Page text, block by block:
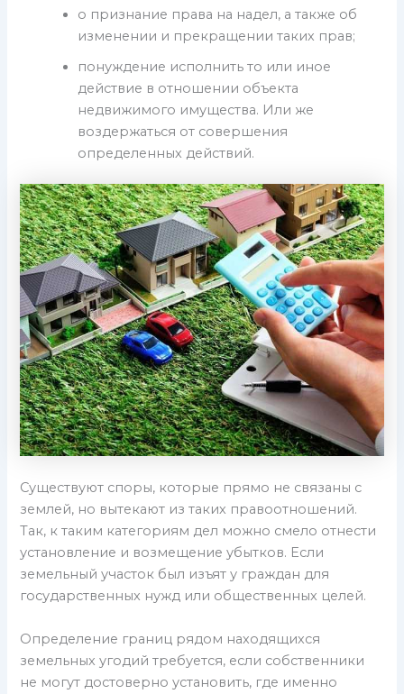
о признание права на надел, а также об
изменении и прекращении таких прав;
понуждение исполнить то или иное
действие в отношении объекта
недвижимого имущества. Или же
воздержаться от совершения
определенных действий.
Существуют споры, которые прямо не связаны с
землей, но вытекают из таких правоотношений.
Так, к таким категориям дел можно смело отнести
установление и возмещение убытков. Если
земельный участок был изъят у граждан для
государственных нужд или общественных целей.
Определение границ рядом находящихся
земельных угодий требуется, если собственники
не могут достоверно установить, где именно